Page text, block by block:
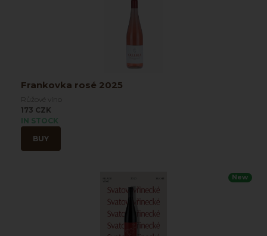
Frankovka rosé 2025
Růžové víno
173 CZK
IN STOCK
BUY
New